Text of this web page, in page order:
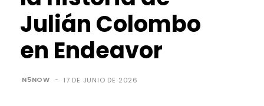
Julián Colombo
en Endeavor
N5NOW - 17 DE JUNIO DE 2026